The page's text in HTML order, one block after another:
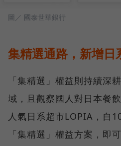
圖／ 國泰世華銀行
集精選通路，新增
「集精選」權益則持續深
域，且觀察國人對日本餐
人氣日系超市LOPIA，自
「集精選」權益方案，即